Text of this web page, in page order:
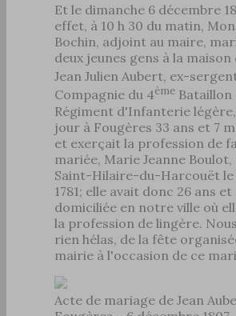
Et le dimanche 6 décembre
effet, à 10 h 30 du matin,
Bochin, adjoint au maire,
deux jeunes gens à la
Jean Julien Aubert, ex-
Compagnie du 4ème Bataillon
Régiment d'Infanterie
jour à Fougères 33 ans et 7
et exerçait la profession de
mariée, Marie Jeanne
Saint-Hilaire-du-Harcouët le
1781; elle avait donc 26 ans
domiciliée en notre ville où
la profession de lingère.
rien hélas, de la fête
mairie à l'occasion de ce
Acte de mariage de Jean